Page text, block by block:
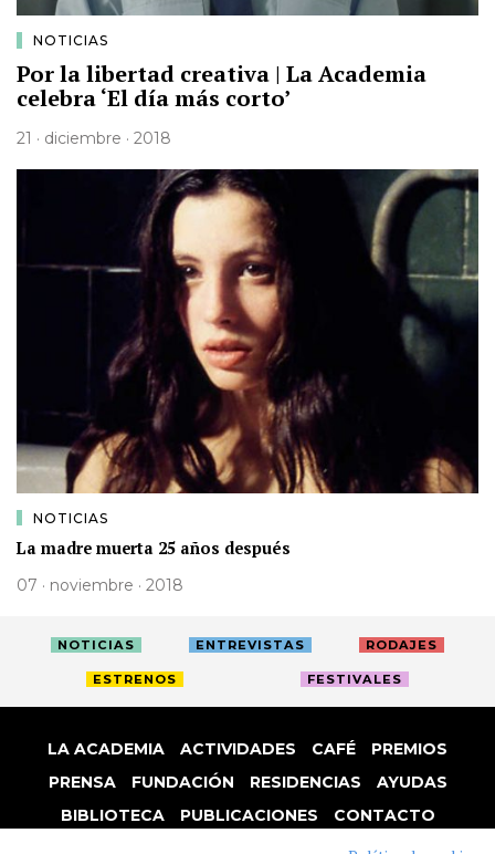
NOTICIAS
Por la libertad creativa | La Academia
celebra ‘El día más corto’
21 · diciembre · 2018
NOTICIAS
La madre muerta 25 años después
07 · noviembre · 2018
NOTICIAS ENTREVISTAS RODAJES
ESTRENOS FESTIVALES
LA ACADEMIA ACTIVIDADES CAFÉ
PREMIOS
PRENSA
FUNDACIÓN RESIDENCIAS
AYUDAS
BIBLIOTECA
PUBLICACIONES
CONTACTO
COOKIES